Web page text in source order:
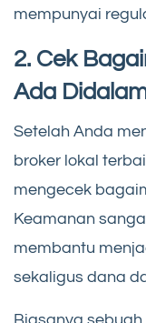
mempunyai
2. Cek
Ada
Setelah Anda
broker lokal
mengecek
Keamanan
membantu
sekaligus dana